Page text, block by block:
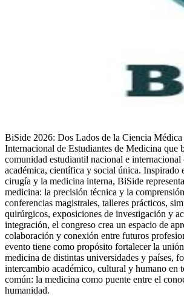
BiSide 2026: Dos Lados de la Ciencia Médica
Internacional de Estudiantes de Medicina que
comunidad estudiantil nacional e internacional
académica, científica y social única. Inspirado
cirugía y la medicina interna, BiSide
medicina: la precisión técnica y la
conferencias magistrales, talleres prácticos,
quirúrgicos, exposiciones de investigación y
integración, el congreso crea un espacio de
colaboración y conexión entre futuros
evento tiene como propósito fortalecer la
medicina de distintas universidades y países,
intercambio académico, cultural y humano en
común: la medicina como puente entre el
humanidad.